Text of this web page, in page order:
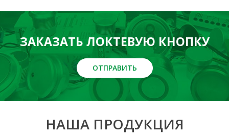
ЗАКАЗАТЬ ЛОКТЕВУЮ КНОПКУ
ОТПРАВИТЬ
НАША ПРОДУКЦИЯ